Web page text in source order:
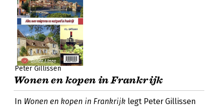
Peter Gillissen
Wonen en kopen in Frankrijk
In Wonen en kopen in Frankrijk legt Peter Gillissen